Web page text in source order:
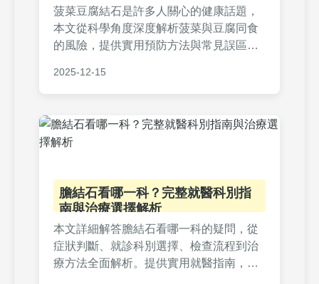
菠菜豆腐結石是許多人關心的健康話題，
本文從科學角度深度解析菠菜與豆腐同食
的風險，提供實用預防方法與常見誤區澄
巧、專家建議及常見問答，幫助您遠離結
石困擾。
2025-12-15
膽結石看哪一科？完整就醫科別指
南與治療選擇解析
本文詳細解答膽結石看哪一科的疑問，從
症狀判斷、就診科別選擇、檢查流程到治
療方法全面解析。提供實用就醫指南，幫